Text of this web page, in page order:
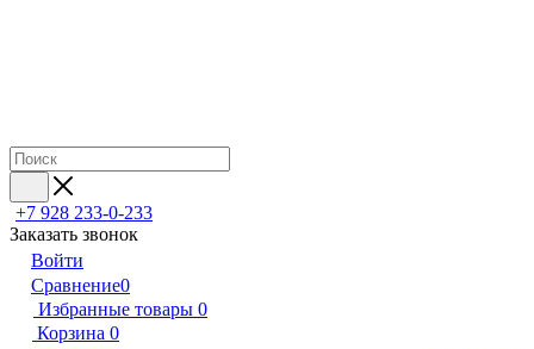
+7 928 233-0-233
Заказать звонок
Войти
Сравнение0
Избранные товары 0
Корзина 0